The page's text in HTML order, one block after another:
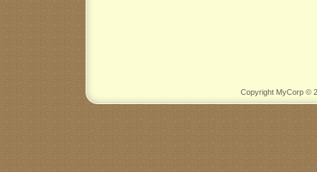
Copyright MyCorp ©